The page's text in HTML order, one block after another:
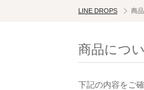
LINE DROPS 商
商品につ
下記の内容をご